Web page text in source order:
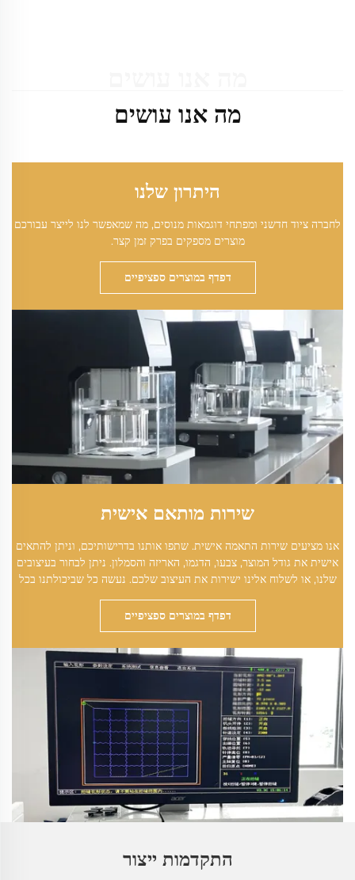
מה אנו עושים
היתרון שלנו
לחברה ציוד חדשני ומפתחי דוגמאות מנוסים, מה שמאפשר לנו לייצר עבורכם
מוצרים מספקים בפרק זמן קצר.
דפדף במוצרים ספציפיים
שירות מותאם אישית
אנו מציעים שירות התאמה אישית. שתפו אותנו בדרישותיכם, וניתן להתאים
אישית את גודל המוצר, צבעו, הדגמו, האריזה והסמלון. ניתן לבחור בעיצובים
שלנו, או לשלוח אלינו ישירות את העיצוב שלכם. נעשה כל שביכולתנו בכל
דפדף במוצרים ספציפיים
התקדמות ייצור